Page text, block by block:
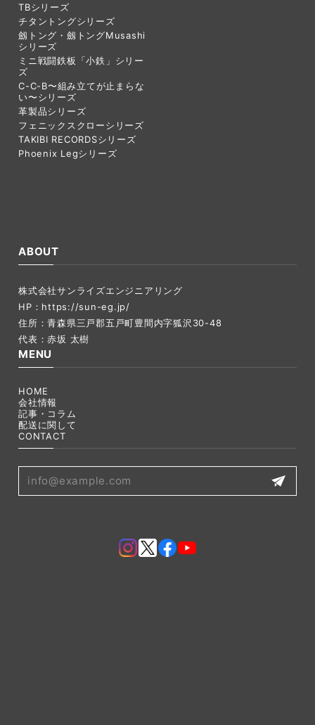
TBシリーズ
チタントングシリーズ
劔トング・劔トングMusashi
シリーズ
ミニ戦闘鉄板「小鉄」シリー
ズ
C-C-B〜組み立てが止まらな
い〜シリーズ
革製品シリーズ
フェニックスクローシリーズ
TAKIBI RECORDSシリーズ
Phoenix Legシリーズ
ABOUT
株式会社サンライズエンジニアリング
HP： https://sun-eg.jp/
住所：青森県三戸郡五戸町豊間内字狐沢30-48
代表：赤坂 太樹
MENU
HOME
会社情報
記事・コラム
配送に関して
CONTACT